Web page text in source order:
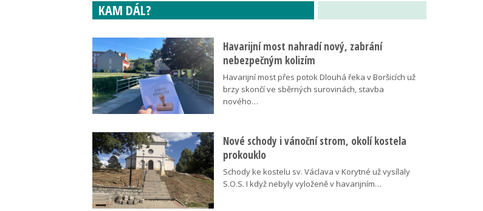
KAM DÁL?
Havarijní most nahradí nový, zabrání
nebezpečným kolizím
Havarijní most přes potok Dlouhá řeka v Boršicích už
brzy skončí ve sběrných surovinách, stavba
nového…
Nové schody i vánoční strom, okolí kostela
prokouklo
Schody ke kostelu sv. Václava v Korytné už vysílaly
S.O.S. I když nebyly vyloženě v havarijním…